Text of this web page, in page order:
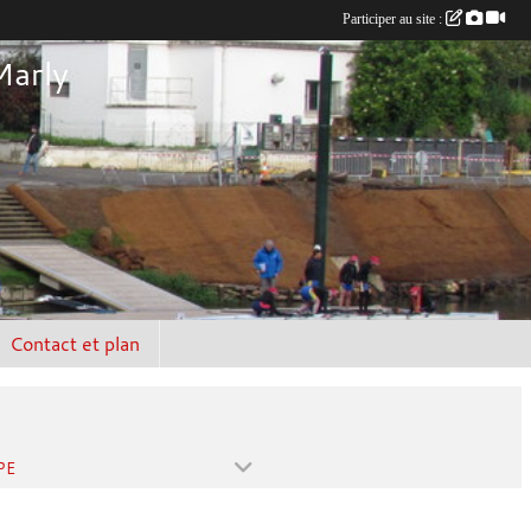
Contact et plan
Participer au site :